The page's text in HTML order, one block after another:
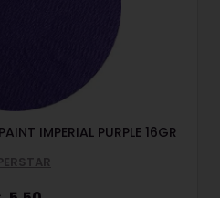
IMPERIAL PURPLE 16GR